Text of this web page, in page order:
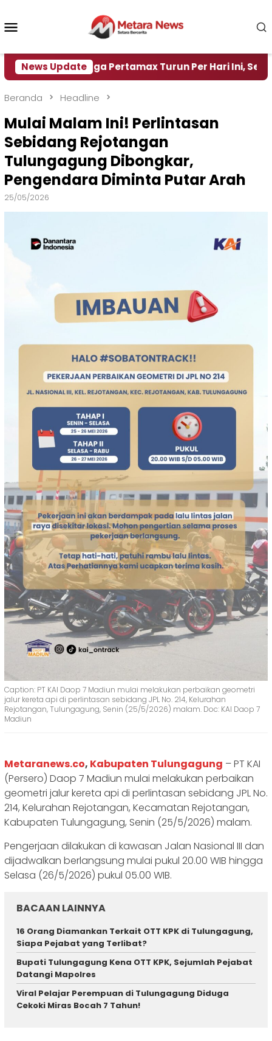
konten
News Update
Harga Pertamax Turun Per Hari Ini, Segini Harganya
Beranda Headline
Mulai Malam Ini! Perlintasan
Sebidang Rejotangan
Tulungagung Dibongkar,
Pengendara Diminta Putar Arah
25/05/2026
Caption: PT KAI Daop 7 Madiun mulai melakukan perbaikan geometri
jalur kereta api di perlintasan sebidang JPL No. 214, Kelurahan
Rejotangan, Tulungagung, Senin (25/5/2026) malam. Doc: KAI Daop 7
Madiun
Metaranews.co, Kabupaten Tulungagung – PT KAI
(Persero) Daop 7 Madiun mulai melakukan perbaikan
geometri jalur kereta api di perlintasan sebidang JPL No.
214, Kelurahan Rejotangan, Kecamatan Rejotangan,
Kabupaten Tulungagung, Senin (25/5/2026) malam.
Pengerjaan dilakukan di kawasan Jalan Nasional III dan
dijadwalkan berlangsung mulai pukul 20.00 WIB hingga
Selasa (26/5/2026) pukul 05.00 WIB.
BACAAN LAINNYA
16 Orang Diamankan Terkait OTT KPK di Tulungagung,
Siapa Pejabat yang Terlibat?
‎Bupati Tulungagung Kena OTT KPK, Sejumlah Pejabat
Datangi Mapolres
Viral Pelajar Perempuan di Tulungagung Diduga
Cekoki Miras Bocah 7 Tahun!